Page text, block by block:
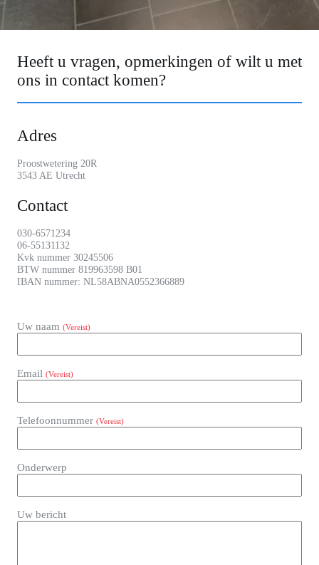
Heeft u vragen, opmerkingen of wilt u met
ons in contact komen?
Adres
Proostwetering 20R
3543 AE Utrecht
Contact
030-6571234
06-55131132
Kvk nummer 30245506
BTW nummer 819963598 B01
IBAN nummer: NL58ABNA0552366889
Uw naam (Vereist)
Email (Vereist)
Telefoonnummer (Vereist)
Onderwerp
Uw bericht